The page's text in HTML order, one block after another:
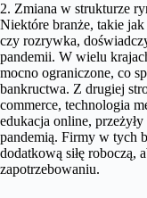
2. Zmiana w strukturze
Niektóre branże, takie
czy rozrywka,
pandemii. W wielu
mocno ograniczone, co
bankructwa. Z drugiej
commerce, technologia
edukacja online,
pandemią. Firmy w tych
dodatkową siłę roboczą,
zapotrzebowaniu.